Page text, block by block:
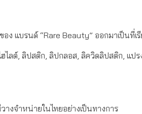
ง แบรนด์ “Rare Beauty” ออกมาเป็นที่เ
ไลต์, ลิปสติก, ลิปกลอส, ลิควิดลิปสติก, แป
งจำหน่ายในไทยอย่างเป็นทางการ